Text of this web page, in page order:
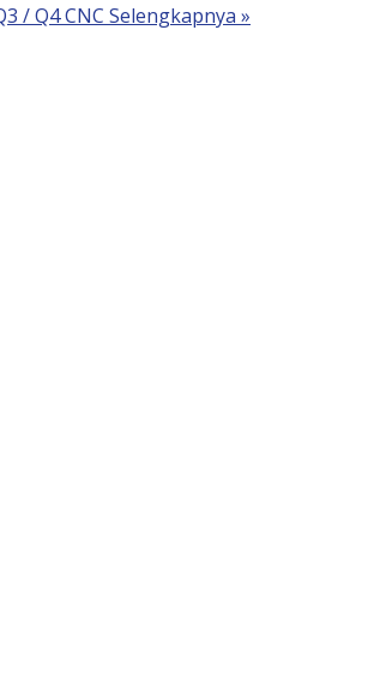
/ Q4 CNC Selengkapnya »